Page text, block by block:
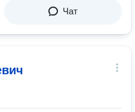
Чат